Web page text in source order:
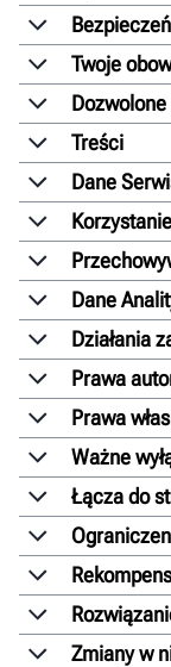
Twoje
Dozwolone
Treści
Dane
Dane
Działania
Prawa
Prawa
Ważne
Łącza do
Zmiany w